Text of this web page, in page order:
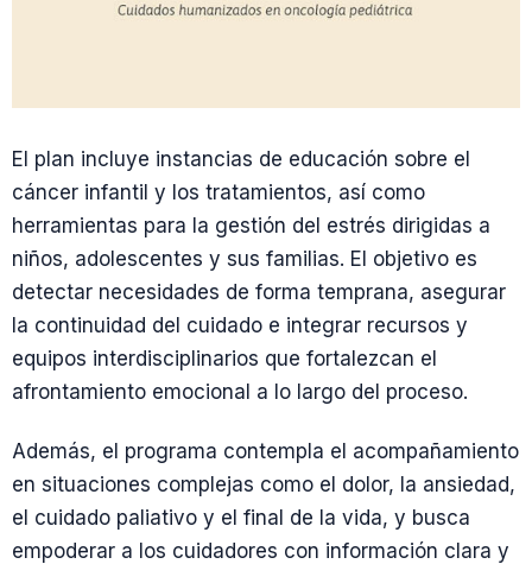
El plan incluye instancias de educación sobre el
cáncer infantil y los tratamientos, así como
herramientas para la gestión del estrés dirigidas a
niños, adolescentes y sus familias. El objetivo es
detectar necesidades de forma temprana, asegurar
la continuidad del cuidado e integrar recursos y
equipos interdisciplinarios que fortalezcan el
afrontamiento emocional a lo largo del proceso.
Además, el programa contempla el acompañamiento
en situaciones complejas como el dolor, la ansiedad,
el cuidado paliativo y el final de la vida, y busca
empoderar a los cuidadores con información clara y